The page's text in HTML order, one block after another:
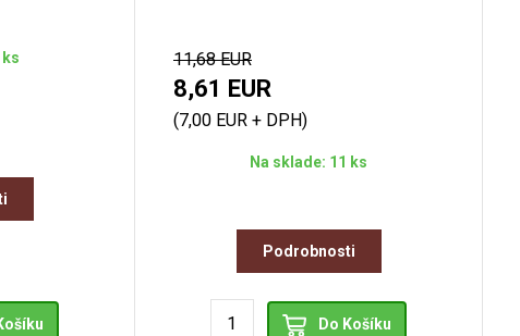
ks 11,68 EUR
8,61 EUR
(7,00 EUR + DPH)
Na sklade: 11 ks
Podrobnosti
Do Košíku